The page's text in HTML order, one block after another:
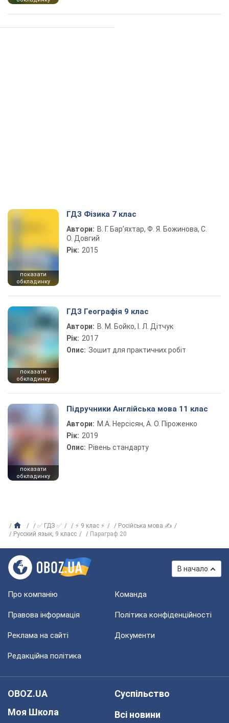
показати
обкладинку
ГДЗ Фізика 7 клас
Автори: В. Г. Бар’яхтар, Ф. Я. Божинова, С.
О. Довгий
Рік: 2015
показати
обкладинку
ГДЗ Географія 9 клас
Автори: В. М. Бойко, І. Л. Дітчук
Рік: 2017
Опис: Зошит для практичних робіт
показати
обкладинку
Підручники Англійська мова 11 клас
Автори: М.А. Нерсісян, А. О. Піроженко
Рік: 2019
Опис: Рівень стандарту
✅ ГДЗ ✅ ⚡ 9 клас ⚡
Російська мова ✍
Русский язык, 9 класс
Параграф 20
В начало
Про компанію Команда
Правова інформація Політика конфіденційності
Реклама на сайті Документи
Редакційна політика
OBOZ.UA
Моя Школа
Суспільство
Всі новини